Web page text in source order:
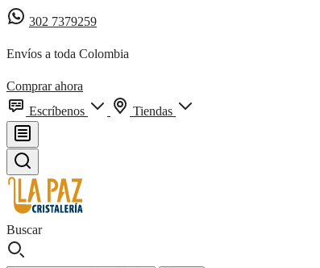
302 7379259
Envíos a toda Colombia
Comprar ahora
Escríbenos
Tiendas
Buscar